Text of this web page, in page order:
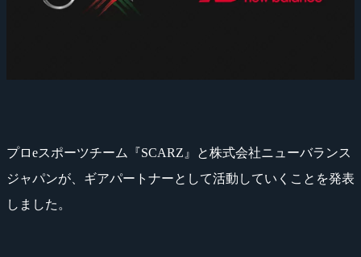
プロeスポーツチーム『SCARZ』と株式会社ニューバランス
ジャパンが、ギアパートナーとして活動していくことを発表
しました。